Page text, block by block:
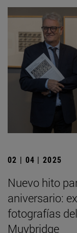
02 | 04 | 2025
Nuevo hito
aniversario:
fotografías
Muybridge